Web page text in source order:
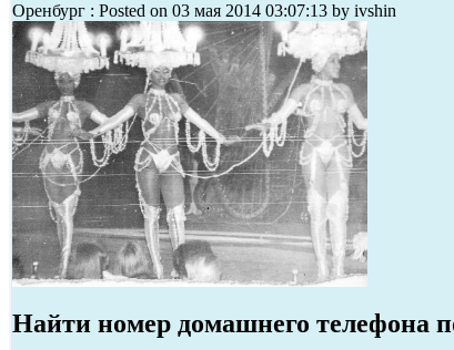
Оренбург : Posted on 03 мая 2014 03:07:13 by ivshin
Найти номер домашнего телефона